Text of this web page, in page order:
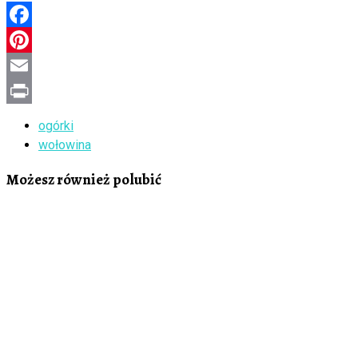
Facebook
Pinterest
Email
ogórki
wołowina
Możesz również polubić